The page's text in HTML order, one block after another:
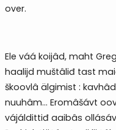
over.
Ele váá koijâd, maht
haalijd muštâliđ tast
škoovlâ älgimist :
nuuhâm… Eromâšávt
vájáldittiđ aaibâs